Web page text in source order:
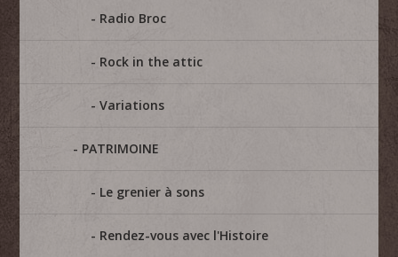
Radio Broc
Rock in the attic
Variations
PATRIMOINE
Le grenier à sons
Rendez-vous avec l'Histoire